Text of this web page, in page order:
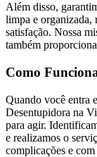
Além disso,
limpa e organizada,
satisfação. Nossa
também
Como
Quando você entra
Desentupidora na
para agir.
e realizamos o
complicações e